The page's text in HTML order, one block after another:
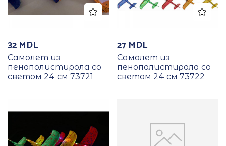
32 MDL
Самолет из
пенополистирола со
светом 24 см 73721
27 MDL
Самолет из
пенополистирола со
светом 24 см 73722